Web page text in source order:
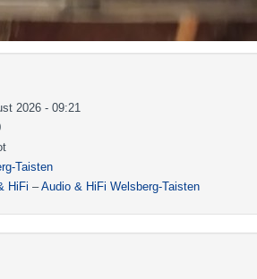
2026 - 09:21
Taisten
HiFi –Audio & HiFi Welsberg-Taisten